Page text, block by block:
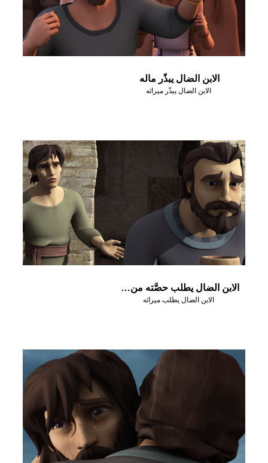
الابن الضال يبذّر ماله
الابن الضال يبذّر ميراثه
الابن الضال يطلب حصَّته من الميراث
الابن الضال يطلب ميراثه